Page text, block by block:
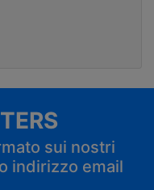
sui nostri
indirizzo email